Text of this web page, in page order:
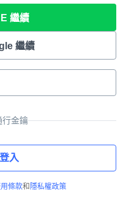
繼續
繼續
行金鑰
入
條款和 隱私權政策